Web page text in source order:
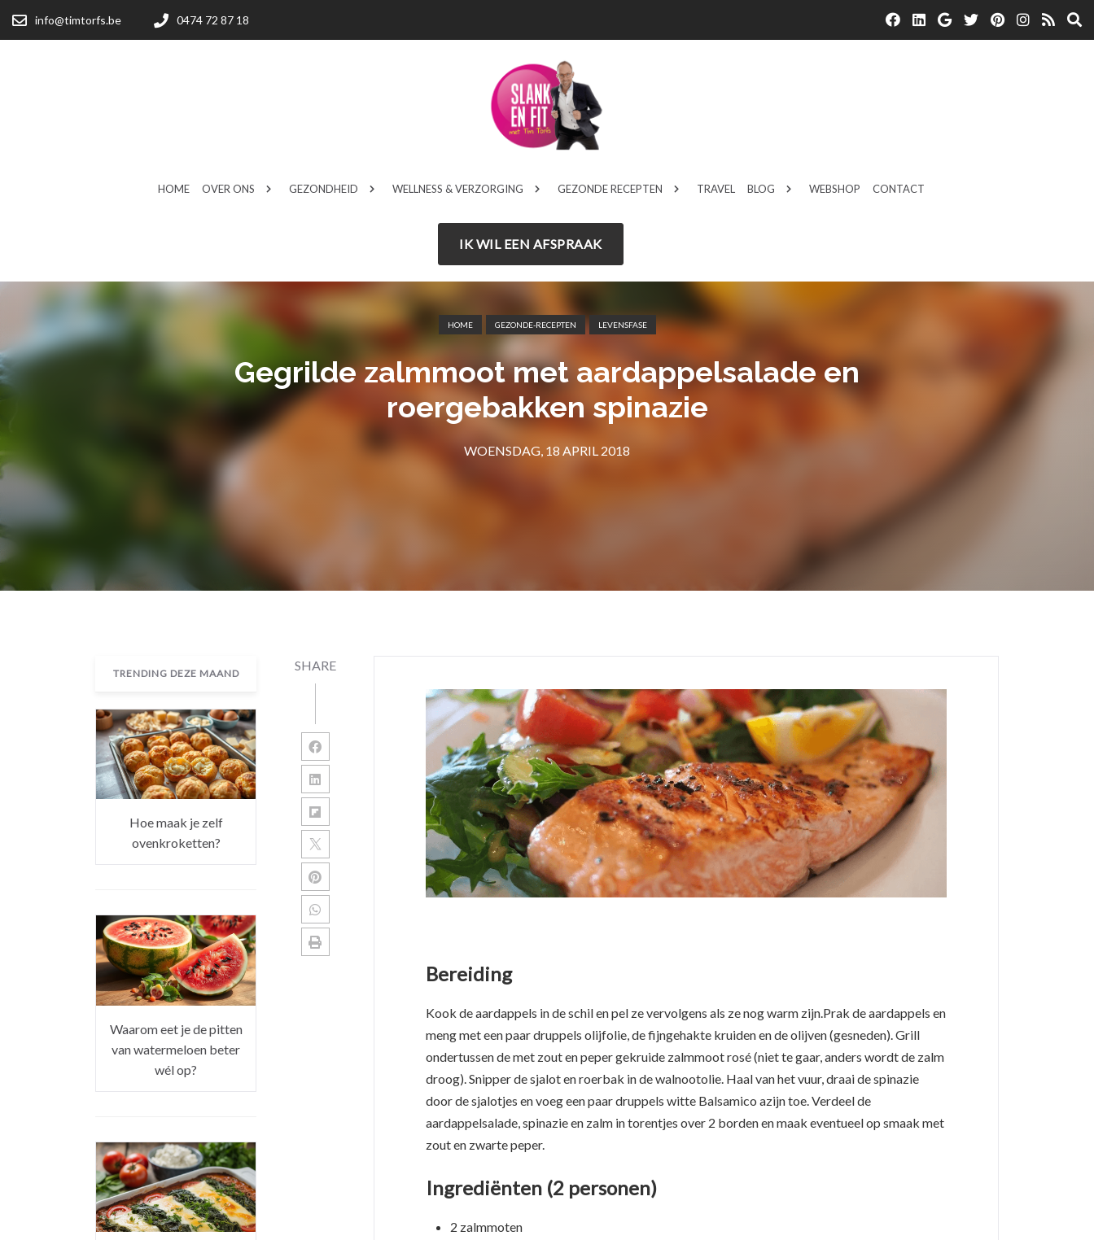
info@timtorfs.be 0474 72 87 18
HOME OVER ONS GEZONDHEID WELLNESS & VERZORGING GEZONDE RECEPTEN TRAVEL BLOG WEBSHOP CONTACT
IK WIL EEN AFSPRAAK
HOME GEZONDE-RECEPTEN LEVENSFASE
Gegrilde zalmmoot met aardappelsalade en
roergebakken spinazie
WOENSDAG, 18 APRIL 2018
SHARE
Bereiding
Kook de aardappels in de schil en pel ze vervolgens als ze nog warm zijn.Prak de aardappels en
meng met een paar druppels olijfolie, de fijngehakte kruiden en de olijven (gesneden). Grill
ondertussen de met zout en peper gekruide zalmmoot rosé (niet te gaar, anders wordt de zalm
droog). Snipper de sjalot en roerbak in de walnootolie. Haal van het vuur, draai de spinazie
door de sjalotjes en voeg een paar druppels witte Balsamico azijn toe. Verdeel de
aardappelsalade, spinazie en zalm in torentjes over 2 borden en maak eventueel op smaak met
zout en zwarte peper.
Ingrediënten (2 personen)
2 zalmmoten
TRENDING DEZE MAAND
Hoe maak je zelf
ovenkroketten?
Waarom eet je de pitten
van watermeloen beter
wél op?